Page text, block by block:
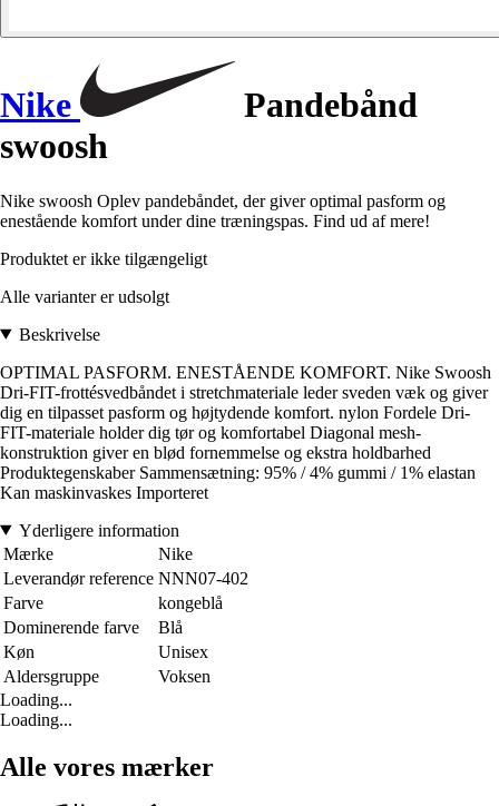
Nike
Pandebånd
swoosh
Nike swoosh Oplev pandebåndet, der giver optimal pasform og
enestående komfort under dine træningspas. Find ud af mere!
Produktet er ikke tilgængeligt
Alle varianter er udsolgt
Beskrivelse
OPTIMAL PASFORM. ENESTÅENDE KOMFORT. Nike Swoosh
Dri-FIT-frottésvedbåndet i stretchmateriale leder sveden væk og giver
dig en tilpasset pasform og højtydende komfort. nylon Fordele Dri-
FIT-materiale holder dig tør og komfortabel Diagonal mesh-
konstruktion giver en blød fornemmelse og ekstra holdbarhed
Produktegenskaber Sammensætning: 95% / 4% gummi / 1% elastan
Kan maskinvaskes Importeret
Yderligere information
Mærke
Nike
Leverandør reference NNN07-402
Farve
kongeblå
Dominerende farve
Blå
Køn
Unisex
Aldersgruppe
Voksen
Loading...
Loading...
Alle vores mærker